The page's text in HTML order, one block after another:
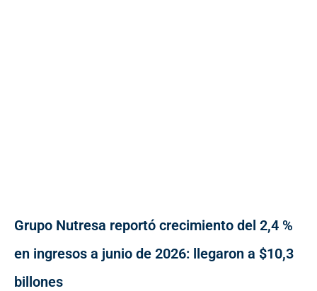
Grupo Nutresa reportó crecimiento del 2,4 %
en ingresos a junio de 2026: llegaron a $10,3
billones